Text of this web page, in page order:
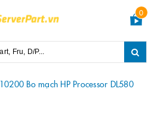
0
10200 Bo mạch HP Processor DL580